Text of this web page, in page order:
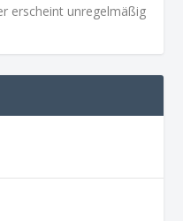
erscheint unregelmäßig